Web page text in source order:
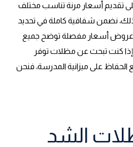
تقديم أسعار مرنة تناسب مختلف
ذلك، نضمن شفافية كاملة في تحديد
عروض أسعار مفصلة توضح جميع
إذا كنت تبحث عن مظلات توفر
على ميزانية المدرسة، فنحن
الشد